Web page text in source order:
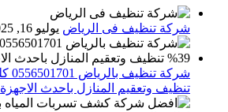
شركة تنظيف فى الرياض يوليو 16, 2025
تنظيف وتعقيم المنازل باحدث الاجهزة